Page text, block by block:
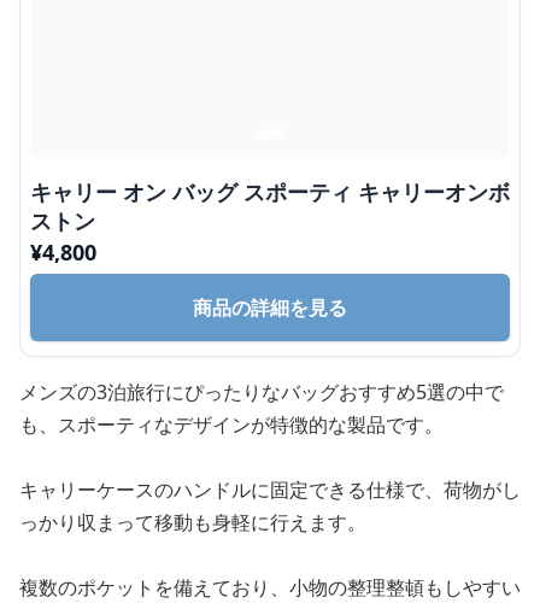
キャリー オン バッグ スポーティ キャリーオンボ
ストン
¥4,800
商品の詳細を見る
メンズの3泊旅行にぴったりなバッグおすすめ5選の中で
も、スポーティなデザインが特徴的な製品です。
キャリーケースのハンドルに固定できる仕様で、荷物がし
っかり収まって移動も身軽に行えます。
複数のポケットを備えており、小物の整理整頓もしやすい